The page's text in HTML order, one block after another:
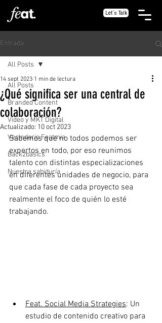
Let´s Talk
Entrada
All Posts
Branded Content
Video y MKT Digital
Vecindario Featmia
Back2basics
Nuestra sabiduría
All Posts
¿Qué significa ser una central de
colaboración?
14 sept 2023 1 min de lectura
Actualizado: 10 oct 2023
Sabemos que no todos podemos ser
expertos en todo, por eso reunimos
talento con distintas especializaciones
en diferentes unidades de negocio, para
que cada fase de cada proyecto sea
realmente el foco de quién lo esté
trabajando.
Feat. Social Media Strategies: Un
estudio de contenido creativo para